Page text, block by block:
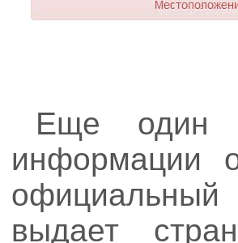
Еще один
информации
выдает